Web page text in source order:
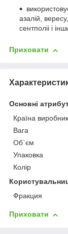
азалій,
сентполіі і
Приховати
Основні
Країна виробник
Вага
Об`єм
Упаковка
Колір
Фракция
Приховати